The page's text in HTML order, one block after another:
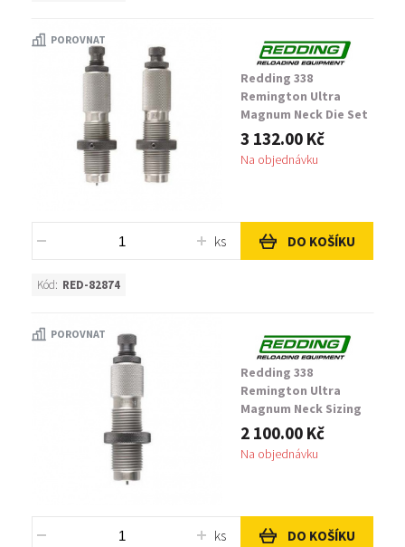
POROVNAT
Redding 338
Remington Ultra
Magnum Neck Die Set
3 132.00 Kč
Na objednávku
ks DO KOŠÍKU
Kód: RED-82874
POROVNAT
Redding 338
Remington Ultra
Magnum Neck Sizing
Die
2 100.00 Kč
Na objednávku
ks DO KOŠÍKU